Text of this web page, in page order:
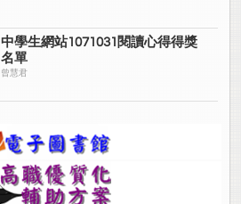
中學生網站1071031閱讀心得得獎
名單
曾慧君